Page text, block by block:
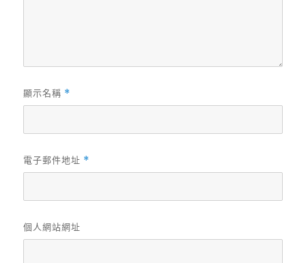
顯示名稱 *
電子郵件地址 *
個人網站網址